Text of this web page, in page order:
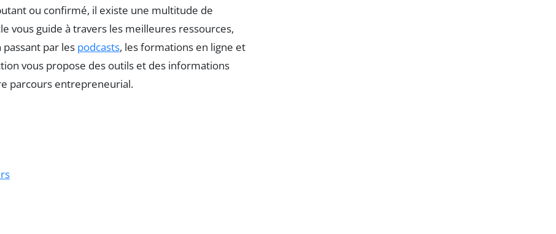
ou confirmé, il existe une multitude de
vous guide à travers les meilleures ressources,
passant par les podcasts, les formations en ligne et
vous propose des outils et des informations
parcours entrepreneurial.